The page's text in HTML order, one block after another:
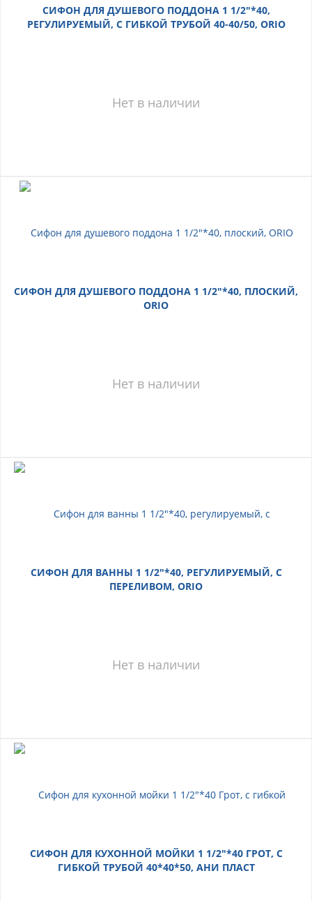
СИФОН ДЛЯ ДУШЕВОГО ПОДДОНА 1 1/2"*40,
РЕГУЛИРУЕМЫЙ, С ГИБКОЙ ТРУБОЙ 40-40/50, ORIO
Нет в наличии
СИФОН ДЛЯ ДУШЕВОГО ПОДДОНА 1 1/2"*40, ПЛОСКИЙ,
ORIO
Нет в наличии
СИФОН ДЛЯ ВАННЫ 1 1/2"*40, РЕГУЛИРУЕМЫЙ, С
ПЕРЕЛИВОМ, ORIO
Нет в наличии
СИФОН ДЛЯ КУХОННОЙ МОЙКИ 1 1/2"*40 ГРОТ, С
ГИБКОЙ ТРУБОЙ 40*40*50, АНИ ПЛАСТ